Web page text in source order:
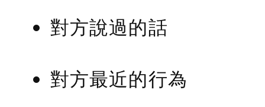
對方說過的話
對方最近的行為